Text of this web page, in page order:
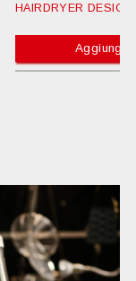
HAIRDRYER DESIGN
Aggiungi